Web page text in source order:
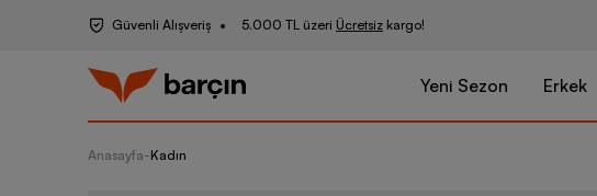
Güvenli Alışveriş 5.000 TL üzeri Ücretsiz kargo!
Yeni Sezon Erkek
Anasayfa-Kadın